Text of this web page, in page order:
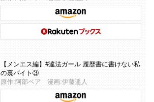
【メンエス編】#違法ガール 履歴書に書けない私
の裏バイト③
原作:阿部ベア 漫画:伊藤遥人